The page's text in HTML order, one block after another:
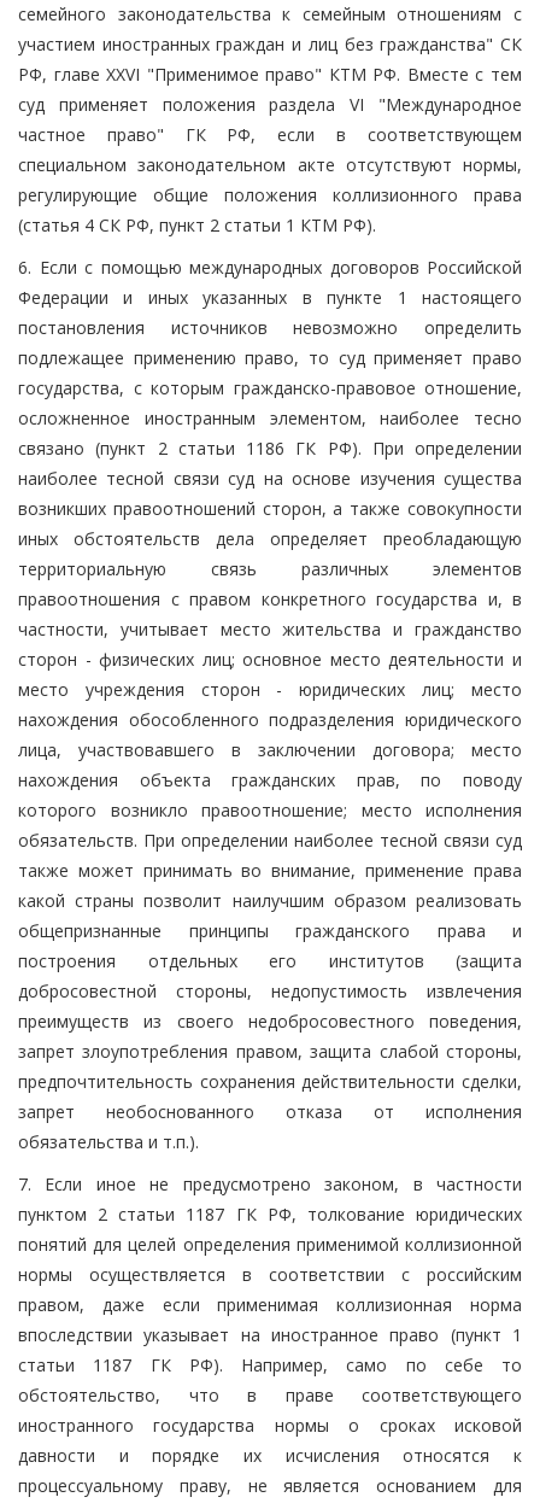
семейного законодательства к семейным отношениям с
участием иностранных граждан и лиц без гражданства" СК
РФ, главе XXVI "Применимое право" КТМ РФ. Вместе с тем
суд применяет положения раздела VI "Международное
частное право" ГК РФ, если в соответствующем
специальном законодательном акте отсутствуют нормы,
регулирующие общие положения коллизионного права
(статья 4 СК РФ, пункт 2 статьи 1 КТМ РФ).
6. Если с помощью международных договоров Российской
Федерации и иных указанных в пункте 1 настоящего
постановления источников невозможно определить
подлежащее применению право, то суд применяет право
государства, с которым гражданско-правовое отношение,
осложненное иностранным элементом, наиболее тесно
связано (пункт 2 статьи 1186 ГК РФ). При определении
наиболее тесной связи суд на основе изучения существа
возникших правоотношений сторон, а также совокупности
иных обстоятельств дела определяет преобладающую
территориальную связь различных элементов
правоотношения с правом конкретного государства и, в
частности, учитывает место жительства и гражданство
сторон - физических лиц; основное место деятельности и
место учреждения сторон - юридических лиц; место
нахождения обособленного подразделения юридического
лица, участвовавшего в заключении договора; место
нахождения объекта гражданских прав, по поводу
которого возникло правоотношение; место исполнения
обязательств. При определении наиболее тесной связи суд
также может принимать во внимание, применение права
какой страны позволит наилучшим образом реализовать
общепризнанные принципы гражданского права и
построения отдельных его институтов (защита
добросовестной стороны, недопустимость извлечения
преимуществ из своего недобросовестного поведения,
запрет злоупотребления правом, защита слабой стороны,
предпочтительность сохранения действительности сделки,
запрет необоснованного отказа от исполнения
обязательства и т.п.).
7. Если иное не предусмотрено законом, в частности
пунктом 2 статьи 1187 ГК РФ, толкование юридических
понятий для целей определения применимой коллизионной
нормы осуществляется в соответствии с российским
правом, даже если применимая коллизионная норма
впоследствии указывает на иностранное право (пункт 1
статьи 1187 ГК РФ). Например, само по себе то
обстоятельство, что в праве соответствующего
иностранного государства нормы о сроках исковой
давности и порядке их исчисления относятся к
процессуальному праву, не является основанием для